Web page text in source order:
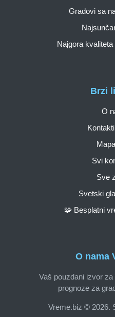
O nama
Vaš pouzdani izvor
prognoze za
Vreme.biz © 2026.
Brzi
O
Svi
Sve
Svetski
🧩 Besplatni
Gradovi sa
Najgora